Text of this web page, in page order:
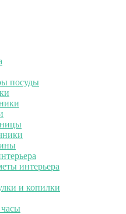
посуды
интерьера
и копилки